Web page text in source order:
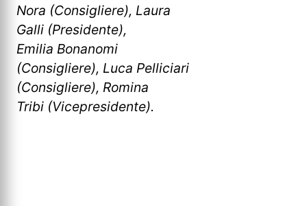
Nora (Consigliere), Laura
Galli (Presidente),
Emilia Bonanomi
(Consigliere), Luca Pelliciari
(Consigliere), Romina
Tribi (Vicepresidente).